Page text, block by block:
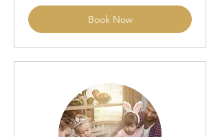
Book Now